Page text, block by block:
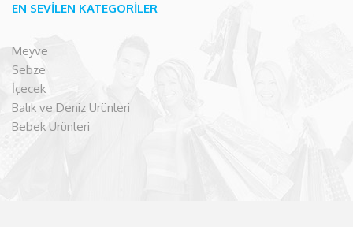
EN SEVİLEN KATEGORİLER
Meyve
Sebze
İçecek
Balık ve Deniz Ürünleri
Bebek Ürünleri